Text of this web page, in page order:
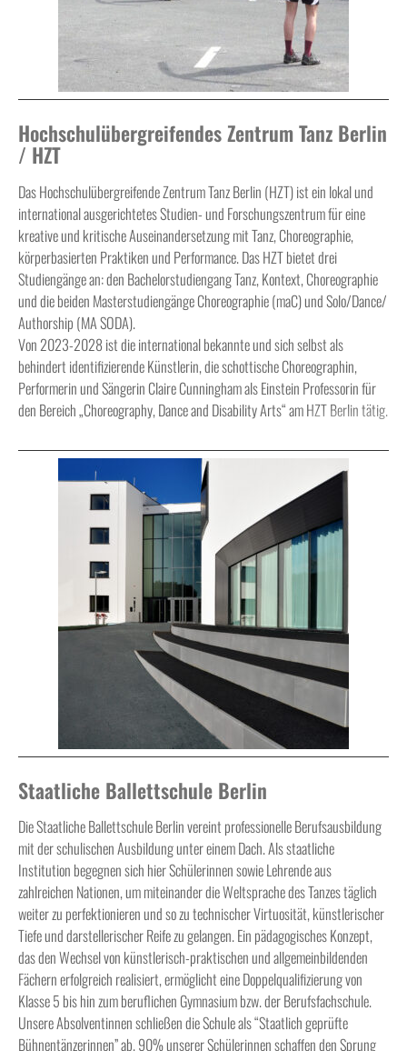
Hochschulübergreifendes Zentrum Tanz Berlin
/ HZT
Das Hochschulübergreifende Zentrum Tanz Berlin (HZT) ist ein lokal und
international ausgerichtetes Studien- und Forschungszentrum für eine
kreative und kritische Auseinandersetzung mit Tanz, Choreographie,
körperbasierten Praktiken und Performance. Das HZT bietet drei
Studiengänge an: den Bachelorstudiengang Tanz, Kontext, Choreographie
und die beiden Masterstudiengänge Choreographie (maC) und Solo/Dance/
Authorship (MA SODA).
Von 2023-2028 ist die international bekannte und sich selbst als
behindert identifizierende Künstlerin, die schottische Choreographin,
Performerin und Sängerin Claire Cunningham als Einstein Professorin für
den Bereich „Choreography, Dance and Disability Arts“ am HZT Berlin tätig.
Staatliche Ballettschule Berlin
Die Staatliche Ballettschule Berlin vereint professionelle Berufsausbildung
mit der schulischen Ausbildung unter einem Dach. Als staatliche
Institution begegnen sich hier Schülerinnen sowie Lehrende aus
zahlreichen Nationen, um miteinander die Weltsprache des Tanzes täglich
weiter zu perfektionieren und so zu technischer Virtuosität, künstlerischer
Tiefe und darstellerischer Reife zu gelangen. Ein pädagogisches Konzept,
das den Wechsel von künstlerisch-praktischen und allgemeinbildenden
Fächern erfolgreich realisiert, ermöglicht eine Doppelqualifizierung von
Klasse 5 bis hin zum beruflichen Gymnasium bzw. der Berufsfachschule.
Unsere Absolventinnen schließen die Schule als “Staatlich geprüfte
Bühnentänzerinnen” ab. 90% unserer Schülerinnen schaffen den Sprung